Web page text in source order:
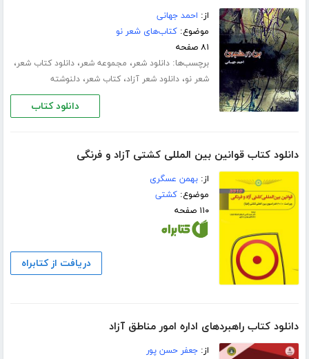
از: احمد جهانی
موضوع:کتاب‌های شعر نو
۸۱ صفحه
برچسب‌ها:دانلود شعر، مجموعه شعر،دانلود کتاب شعر،
شعر نو،دانلود شعر آزاد،کتاب شعر،دلنوشته
دانلود کتاب
دانلود کتاب قوانین بین المللی کشتی آزاد و فرنگی
از:بهمن عسگری
موضوع:کشتی
۱۱۰ صفحه
دریافت از کتابراه
دانلود کتاب راهبردهای اداره امور مناطق آزاد
از:جعفر حسن پور